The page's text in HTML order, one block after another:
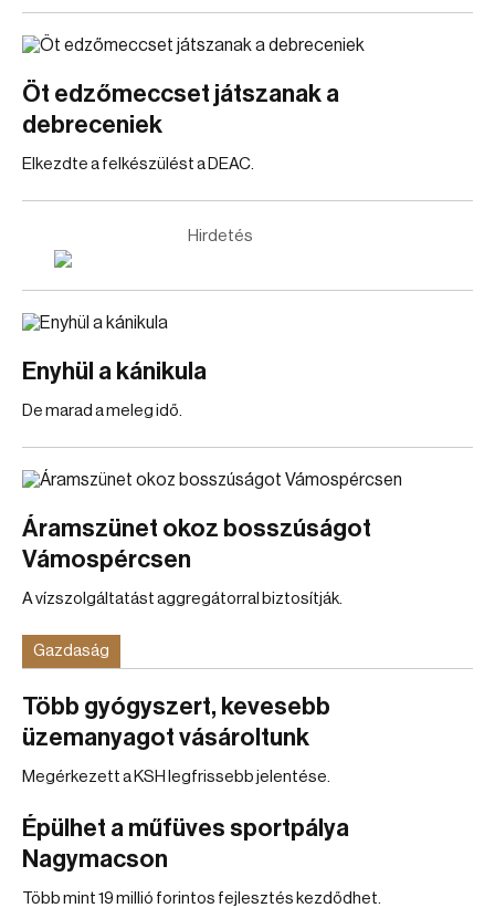
Öt edzőmeccset játszanak a
debreceniek
Elkezdte a felkészülést a DEAC.
Hirdetés
Enyhül a kánikula
De marad a meleg idő.
Áramszünet okoz bosszúságot
Vámospércsen
A vízszolgáltatást aggregátorral biztosítják.
Gazdaság
Több gyógyszert, kevesebb
üzemanyagot vásároltunk
Megérkezett a KSH legfrissebb jelentése.
Épülhet a műfüves sportpálya
Nagymacson
Több mint 19 millió forintos fejlesztés kezdődhet.